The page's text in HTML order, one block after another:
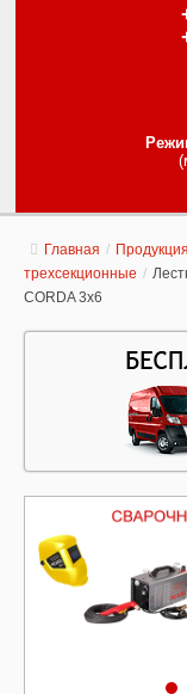
Главная / Продукция
трехсекционные /
CORDA 3х6